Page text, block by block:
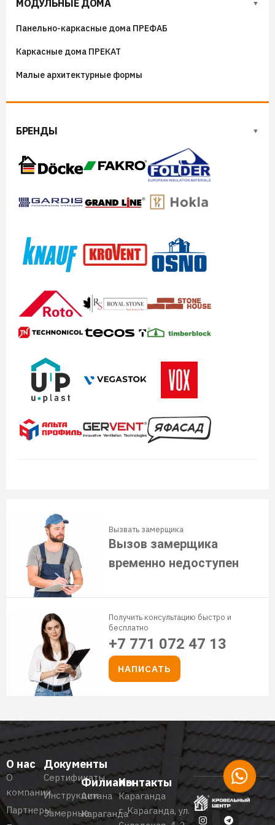
МОДУЛЬНЫЕ ДОМА
Панельно-каркасные дома ПРЕФАБ
Каркасные дома ПРЕКАТ
Малые архитектурные формы
БРЕНДЫ
Вызвать замерщика
Вызов замерщика
временно недоступен
Получить консультацию быстро и
бесплатно
+7 771 072 47 13
НАПИСАТЬ
О нас
О
компании
Партнеры
Документы
Сертификаты
Инструкции
Замерные
Филиалы
Астана
Караганда
Контакты
Караганда
г. Караганда, ул.